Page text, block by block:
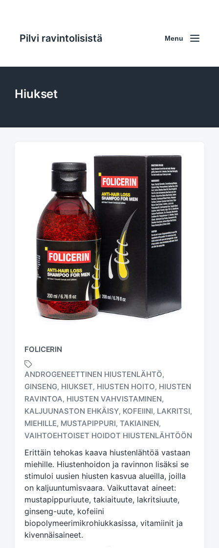
Pilvi ravintolisistä Menu
Hiukset
FOLICERIN
a
g
g
d
w
i
t
h
ANDROGENEETTINEN HIUSTENLÄHTÖ,
GINSENG, HIUKSET, HIUSTEN HOITO, HIUSTEN
RAVINTOA, HIUSTEN VAHVISTAMINEN,
KALJUUNASTON EHKÄISY, KOFEIINI, LAKRITSI,
MIEHILLE, MUSTAPIPPURI, TAKIAINEN,
VAIHTOEHTOISET HOIDOT HIUSTENLÄHTÖÖN
Erittäin tehokas kaava hiustenlähtöä vastaan
miehille. Hiustenhoidon ja ravinnon lisäksi se
stimuloi uusien hiusten kasvua alueilla, joilla
on kaljuuntumisvaara. Vaikuttavat aineet:
mustapippuriuute, takiaituute, lakritsiuute,
ginseng-uute, kofeiini
biopolymeerimikrohiukkasissa, vitamiinit ja
kivennäisaineet.